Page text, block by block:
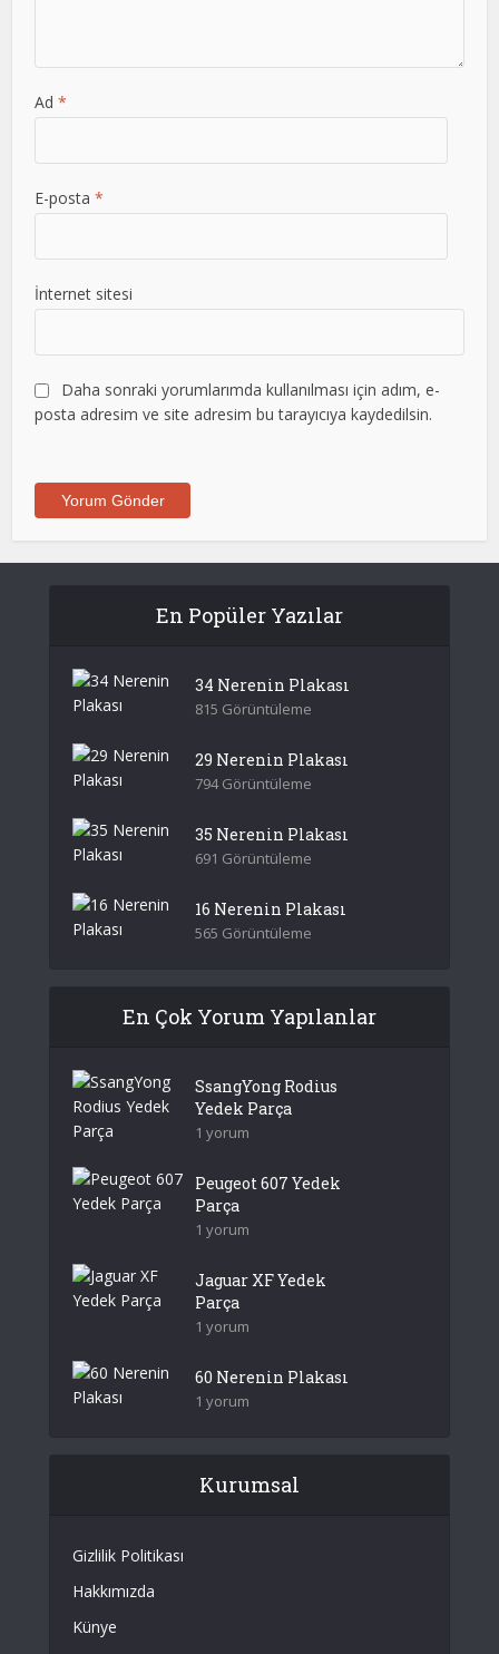
Ad*
E-posta*
İnternet sitesi
Daha sonraki yorumlarımda kullanılması için adım, e-
posta adresim ve site adresim bu tarayıcıya kaydedilsin.
En Popüler Yazılar
34 Nerenin Plakası
815 Görüntüleme
29 Nerenin Plakası
794 Görüntüleme
35 Nerenin Plakası
691 Görüntüleme
16 Nerenin Plakası
565 Görüntüleme
En Çok Yorum Yapılanlar
SsangYong Rodius
Yedek Parça
1 yorum
Peugeot 607 Yedek
Parça
1 yorum
Jaguar XF Yedek
Parça
1 yorum
60 Nerenin Plakası
1 yorum
Kurumsal
Gizlilik Politikası
Hakkımızda
Künye